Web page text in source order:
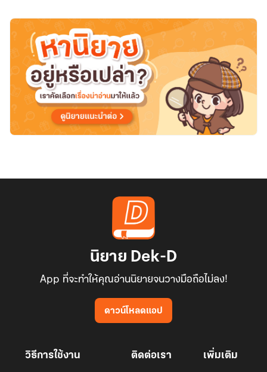
นิยาย Dek-D
App ที่จะทำให้คุณอ่านนิยายจนวางมือถือไม่ลง!
ดาวน์โหลดแอป
วิธีการใช้งาน ติดต่อเรา เพิ่มเติม